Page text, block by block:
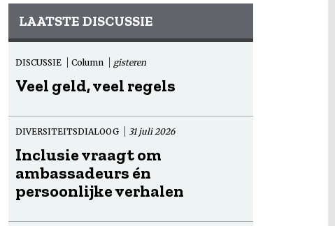
LAATSTE DISCUSSIE
DISCUSSIE Column gisteren
Veel geld, veel regels
DIVERSITEITSDIALOOG 31 juli 2026
Inclusie vraagt om
ambassadeurs én
persoonlijke verhalen